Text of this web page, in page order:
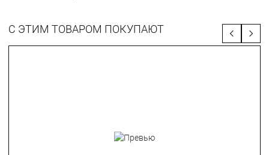
С ЭТИМ ТОВАРОМ ПОКУПАЮТ